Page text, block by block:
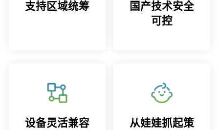
支持区域统筹
国产技术安全
可控
设备灵活兼容
从娃娃抓起策